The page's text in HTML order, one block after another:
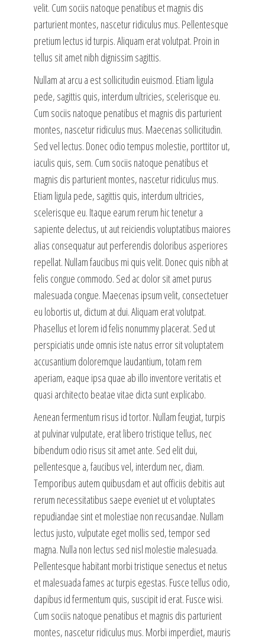
velit. Cum sociis natoque penatibus et magnis dis
parturient montes, nascetur ridiculus mus. Pellentesque
pretium lectus id turpis. Aliquam erat volutpat. Proin in
tellus sit amet nibh dignissim sagittis.
Nullam at arcu a est sollicitudin euismod. Etiam ligula
pede, sagittis quis, interdum ultricies, scelerisque eu.
Cum sociis natoque penatibus et magnis dis parturient
montes, nascetur ridiculus mus. Maecenas sollicitudin.
Sed vel lectus. Donec odio tempus molestie, porttitor ut,
iaculis quis, sem. Cum sociis natoque penatibus et
magnis dis parturient montes, nascetur ridiculus mus.
Etiam ligula pede, sagittis quis, interdum ultricies,
scelerisque eu. Itaque earum rerum hic tenetur a
sapiente delectus, ut aut reiciendis voluptatibus maiores
alias consequatur aut perferendis doloribus asperiores
repellat. Nullam faucibus mi quis velit. Donec quis nibh at
felis congue commodo. Sed ac dolor sit amet purus
malesuada congue. Maecenas ipsum velit, consectetuer
eu lobortis ut, dictum at dui. Aliquam erat volutpat.
Phasellus et lorem id felis nonummy placerat. Sed ut
perspiciatis unde omnis iste natus error sit voluptatem
accusantium doloremque laudantium, totam rem
aperiam, eaque ipsa quae ab illo inventore veritatis et
quasi architecto beatae vitae dicta sunt explicabo.
Aenean fermentum risus id tortor. Nullam feugiat, turpis
at pulvinar vulputate, erat libero tristique tellus, nec
bibendum odio risus sit amet ante. Sed elit dui,
pellentesque a, faucibus vel, interdum nec, diam.
Temporibus autem quibusdam et aut officiis debitis aut
rerum necessitatibus saepe eveniet ut et voluptates
repudiandae sint et molestiae non recusandae. Nullam
lectus justo, vulputate eget mollis sed, tempor sed
magna. Nulla non lectus sed nisl molestie malesuada.
Pellentesque habitant morbi tristique senectus et netus
et malesuada fames ac turpis egestas. Fusce tellus odio,
dapibus id fermentum quis, suscipit id erat. Fusce wisi.
Cum sociis natoque penatibus et magnis dis parturient
montes, nascetur ridiculus mus. Morbi imperdiet, mauris